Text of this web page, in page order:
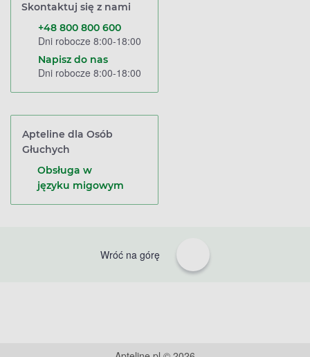
Skontaktuj się z nami
+48 800 800 600
Dni robocze 8:00-18:00
Napisz do nas
Dni robocze 8:00-18:00
Apteline dla Osób
Głuchych
Obsługa w
języku migowym
Wróć na górę